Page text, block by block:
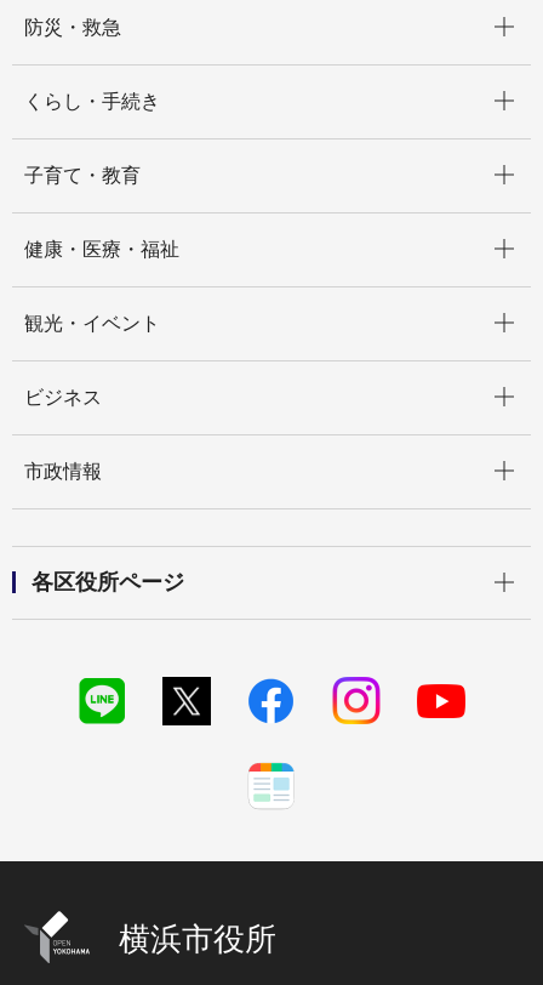
防災・救急
くらし・手続き
子育て・教育
健康・医療・福祉
観光・イベント
ビジネス
市政情報
各区役所ページ
横浜市役所